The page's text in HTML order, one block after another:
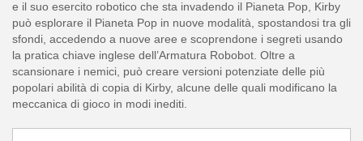
e il suo esercito robotico che sta invadendo il Pianeta Pop, Kirby
può esplorare il Pianeta Pop in nuove modalità, spostandosi tra gli
sfondi, accedendo a nuove aree e scoprendone i segreti usando
la pratica chiave inglese dell’Armatura Robobot. Oltre a
scansionare i nemici, può creare versioni potenziate delle più
popolari abilità di copia di Kirby, alcune delle quali modificano la
meccanica di gioco in modi inediti.